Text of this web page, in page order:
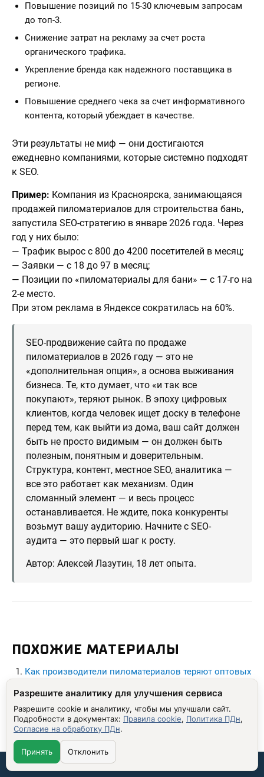
Повышение позиций по 15-30 ключевым запросам
до топ-3.
Снижение затрат на рекламу за счет роста
органического трафика.
Укрепление бренда как надежного поставщика в
регионе.
Повышение среднего чека за счет информативного
контента, который убеждает в качестве.
Эти результаты не миф — они достигаются
ежедневно компаниями, которые системно подходят
к SEO.
Пример: Компания из Красноярска, занимающаяся
продажей пиломатериалов для строительства бань,
запустила SEO-стратегию в январе 2026 года. Через
год у них было:
— Трафик вырос с 800 до 4200 посетителей в месяц;
— Заявки — с 18 до 97 в месяц;
— Позиции по «пиломатериалы для бани» — с 17-го на
2-е место.
При этом реклама в Яндексе сократилась на 60%.
SEO-продвижение сайта по продаже
пиломатериалов в 2026 году — это не
«дополнительная опция», а основа выживания
бизнеса. Те, кто думает, что «и так все
покупают», теряют рынок. В эпоху цифровых
клиентов, когда человек ищет доску в телефоне
перед тем, как выйти из дома, ваш сайт должен
быть не просто видимым — он должен быть
полезным, понятным и доверительным.
Структура, контент, местное SEO, аналитика —
все это работает как механизм. Один
сломанный элемент — и весь процесс
останавливается. Не ждите, пока конкуренты
возьмут вашу аудиторию. Начните с SEO-
аудита — это первый шаг к росту.
Автор: Алексей Лазутин, 18 лет опыта.
ПОХОЖИЕ МАТЕРИАЛЫ
Как производители пиломатериалов теряют оптовых
Как покупатели выбирают пиломатериалы в
интернете — и как сделать
Как открыть интернет-магазин стройматериалов:
анализ и стратегия
Как предприниматели ошибаются при выборе ОКВЭД
Связаться со мной:
Разрешите аналитику для улучшения сервиса
Разрешите cookie и аналитику, чтобы мы улучшали сайт.
Подробности в документах: Правила cookie, Политика ПДн,
Согласие на обработку ПДн.
Принять Отклонить